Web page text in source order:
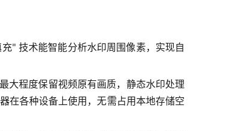
" 技术能智能分析水印周围像素，实现自
大程度保留视频原有画质，静态水印处理
在各种设备上使用，无需占用本地存储空